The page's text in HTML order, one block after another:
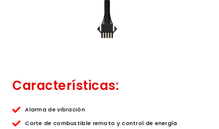
Características:
Alarma de vibración
Corte de combustible remoto y control de energía